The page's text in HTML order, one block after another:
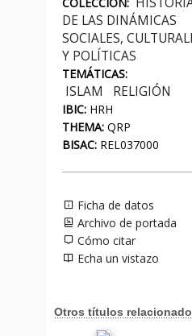
DE LAS DINÁMICAS
SOCIALES,
Y POLÍTICAS
TEMÁTICAS:
ISLAM RELIGIÓN
IBIC: HRH
THEMA: QRP
BISAC: REL037000
Ficha de datos
Archivo de portada
Cómo citar
Echa un vistazo
Otros títulos